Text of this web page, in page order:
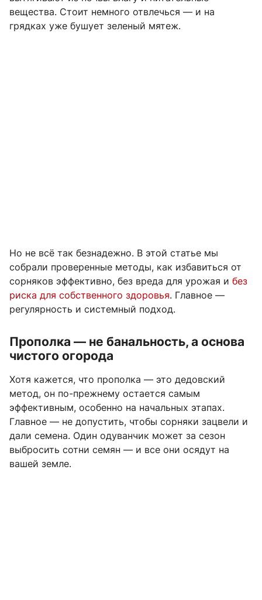
вещества. Стоит немного отвлечься — и на
грядках уже бушует зеленый мятеж.
Но не всё так безнадежно. В этой статье мы
собрали проверенные методы, как избавиться от
сорняков эффективно, без вреда для урожая и без
риска для собственного здоровья. Главное —
регулярность и системный подход.
Прополка — не банальность, а основа
чистого огорода
Хотя кажется, что прополка — это дедовский
метод, он по-прежнему остается самым
эффективным, особенно на начальных этапах.
Главное — не допустить, чтобы сорняки зацвели и
дали семена. Один одуванчик может за сезон
выбросить сотни семян — и все они осядут на
вашей земле.